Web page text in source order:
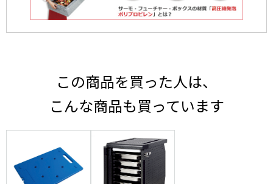
この商品を買った人は、
こんな商品も買っています